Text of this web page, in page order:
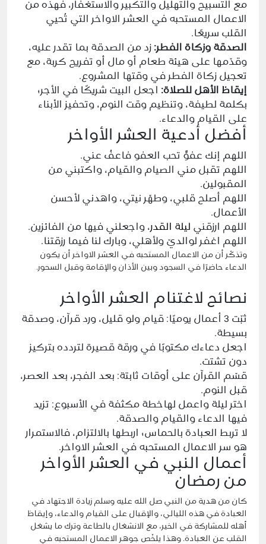
مع التسبيح والتهليل والتكبير والاستغفار، فهذه من
الاعمال المستحبه في العشر الاواخر التي تُحيي
القلب سريعًا.
الصدقة وزكاة الفطر: زد من الصدقة بما تقدر عليه،
وقدّمها على هيئة طعام أو مال أو تفريج كربة، مع
تعجيل زكاة الفطر في وقتها المشروع.
إيقاظ الأهل للصلاة: اجعل البيت شريكًا في الأجر؛
بكلمة لطيفة، وتنظيم وقت النوم، وتحفيز الأبناء
على القيام والدعاء.
أفضل أدعية العشر الأواخر
اللهم إنك عفوٌّ تحب العفو فاعفُ عني.
اللهم تقبل مني الصيام والقيام، واكتبني من
المقبولين.
اللهم أصلح قلبي، وطهّر نيتي، واهدني لأحسن
الأعمال.
اللهم ارزقني ليلة القدر، واجعلني فيها من الفائزين.
اللهم اغفر لوالديّ ولأهلي، وبارك لنا فيما رزقتنا.
وتذكّر أن من الاعمال المستحبه في العشر الاواخر أن يكون
الدعاء حاضرًا في السجود وبين الأذان والإقامة وقبل السحور.
نصائح لاغتنام العشر الأواخر
ثبّت 3 أعمال يوميًا: قيام ولو قليل، ورد قرآن، وصدقة
بسيطة.
اجعل دعاءك مكتوبًا في ورقة قصيرة لتردده بتركيز
دون تشتت.
قسّم القرآن على أوقات ثابتة: بعد الفجر، بعد العصر،
قبل النوم.
اختر ليلة واعمل لهاخطة مكثفة في الأسبوع: تزيد
فيها الدعاء والقيام والصدقة.
لا تربط العبادة بالحماس؛ اربطها بالالتزام، فالاستمرار
هو سر الاعمال المستحبه في العشر الاواخر.
أعمال النبي في العشر الأواخر
من رمضان
كان من هدية من النبي صل الله عليه وسلم زيادة الاجتهاد في
العبادة في هذه الليالي، والإقبال على القيام والدعاء، وإيقاظ
أهله للمشاركة في الخير، مع الانشغال بالطاعة وترك ما يشغل
القلب عن العبادة. وهذا يلخّص جوهر الاعمال المستحبه في